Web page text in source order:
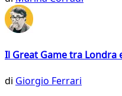
Il Great Game tra
di Giorgio Ferrari